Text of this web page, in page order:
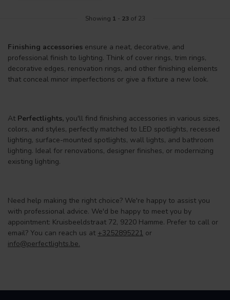
Showing 1 - 23 of 23
Finishing accessories ensure a neat, decorative, and
professional finish to lighting. Think of cover rings, trim rings,
decorative edges, renovation rings, and other finishing elements
that conceal minor imperfections or give a fixture a new look.
At Perfectlights, you'll find finishing accessories in various sizes,
colors, and styles, perfectly matched to LED spotlights, recessed
lighting, surface-mounted spotlights, wall lights, and bathroom
lighting. Ideal for renovations, designer finishes, or modernizing
existing lighting.
Need help making the right choice? We're happy to assist you
with professional advice. We'd be happy to meet you by
appointment: Kruisbeeldstraat 72, 9220 Hamme. Prefer to call or
email? You can reach us at +3252895221 or
info@perfectlights.be.